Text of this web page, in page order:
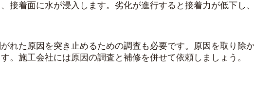
接着面に水が浸入します。劣化が進行すると接着力が低下し
れた原因を突き止めるための調査も必要です。原因を取り除
。施工会社には原因の調査と補修を併せて依頼しましょう。